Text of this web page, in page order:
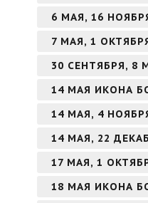
6 МАЯ, 16
7 МАЯ, 1
30 СЕНТЯБРЯ, 8
14 МАЯ ИКОНА
14 МАЯ, 4
14 МАЯ, 22
17 МАЯ, 1
18 МАЯ ИКОНА